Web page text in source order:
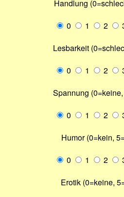
Handlung
0
1 2
Lesbarkeit
0
1 2
Spannung
0
1 2
Humor (0=kein,
0
1 2
Erotik (0=keine,